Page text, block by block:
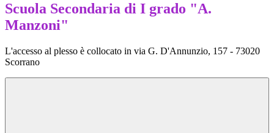
Scuola Secondaria di I grado "A.
Manzoni"
L'accesso al plesso è collocato in via G. D'Annunzio, 157 - 73020
Scorrano